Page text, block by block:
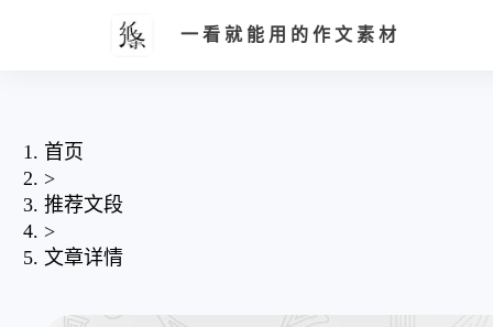
一看就能用的作文素材
首页
>
推荐文段
>
文章详情